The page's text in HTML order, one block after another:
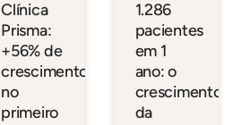
Clínica
Prisma:
+56% de
crescimento
no
primeiro
1.286
pacientes
em 1
ano: o
crescimento
da